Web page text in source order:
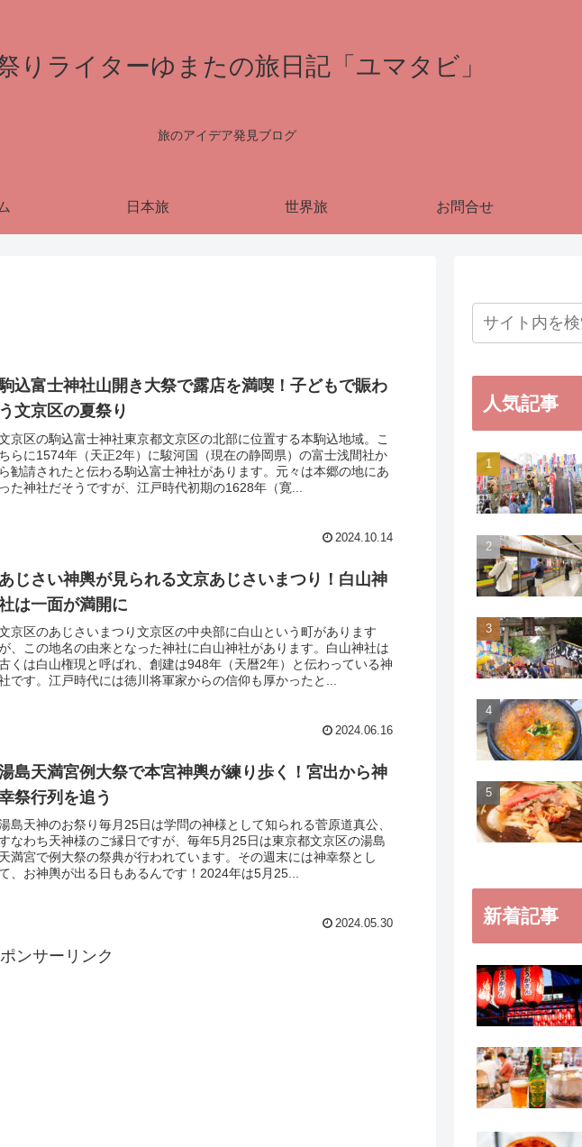
りライターゆまたの旅日記「ユマタビ」
旅のアイデア発見ブログ
日本旅 世界旅 お問合せ
込富士神社山開き大祭で露店を満喫！子どもで賑わ
う文京区の夏祭り
京区の駒込富士神社東京都文京区の北部に位置する本駒込地域。こ
ちらに1574年（天正2年）に駿河国（現在の静岡県）の富士浅間社か
ら勧請されたと伝わる駒込富士神社があります。元々は本郷の地にあ
った神社だそうですが、江戸時代初期の1628年（寛...
2024.10.14
あじさい神輿が見られる文京あじさいまつり！白山神
は一面が満開に
京区のあじさいまつり文京区の中央部に白山という町があります
、この地名の由来となった神社に白山神社があります。白山神社は
くは白山権現と呼ばれ、創建は948年（天暦2年）と伝わっている神
です。江戸時代には徳川将軍家からの信仰も厚かったと...
2024.06.16
島天満宮例大祭で本宮神輿が練り歩く！宮出から神
祭行列を追う
島天神のお祭り毎月25日は学問の神様として知られる菅原道真公、
なわち天神様のご縁日ですが、毎年5月25日は東京都文京区の湯島
天満宮で例大祭の祭典が行われています。その週末には神幸祭とし
て、お神輿が出る日もあるんです！2024年は5月25...
2024.05.30
ンサーリンク
人気記事
新着記事